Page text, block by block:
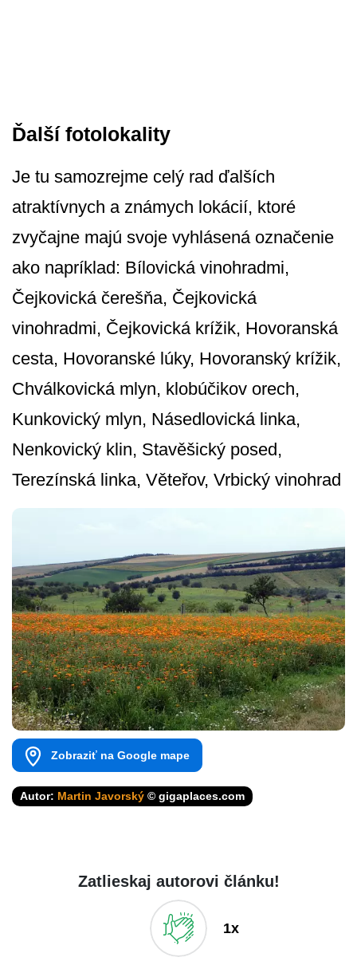
Ďalší fotolokality
Je tu samozrejme celý rad ďalších
atraktívnych a známych lokácií, ktoré
zvyčajne majú svoje vyhlásená označenie
ako napríklad: Bílovická vinohradmi,
Čejkovická čerešňa, Čejkovická
vinohradmi, Čejkovická krížik, Hovoranská
cesta, Hovoranské lúky, Hovoranský krížik,
Chválkovická mlyn, klobúčikov orech,
Kunkovický mlyn, Násedlovická linka,
Nenkovický klin, Stavěšický posed,
Terezínská linka, Věteřov, Vrbický vinohrad
Zobraziť na Google mape
Autor: Martin Javorský © gigaplaces.com
Zatlieskaj autorovi článku!
1x